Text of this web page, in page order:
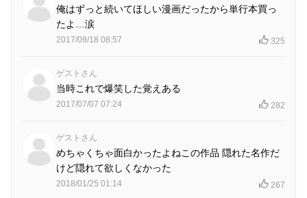
俺はずっと続いてほしい漫画だったから単行本買っ
たよ…涙
2017/09/18 08:57 325
ゲストさん
当時これで爆笑した覚えある
2017/07/07 07:24 282
ゲストさん
めちゃくちゃ面白かったよねこの作品 隠れた名作だ
けど隠れて欲しくなかった
2018/01/25 01:14 267